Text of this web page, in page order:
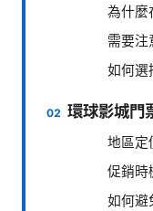
為什麼
需要注
如何選
環球影城門
地區定
促銷時
如何避